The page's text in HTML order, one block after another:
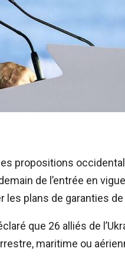
propositions
de l’entrée en
les plans de garanties
que 26 alliés de
maritime ou